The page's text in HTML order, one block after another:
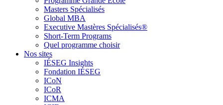
Masters Spécialisés
Global MBA
Executive Mastères Spécialisés®
Short-Term Programs
Quel programme choisir
Nos sites
IÉSEG Insights
Fondation IÉSEG
ICoN
ICoR
ICMA